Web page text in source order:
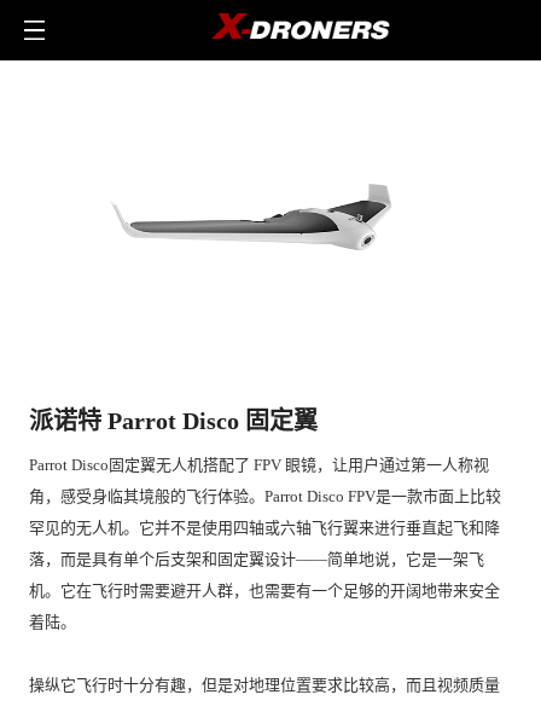
派诺特 Parrot Disco 固定翼
Parrot Disco固定翼无人机搭配了 FPV 眼镜，让用户通过第一人称视
角，感受身临其境般的飞行体验。Parrot Disco FPV是一款市面上比较
罕见的无人机。它并不是使用四轴或六轴飞行翼来进行垂直起飞和降
落，而是具有单个后支架和固定翼设计——简单地说，它是一架飞
机。它在飞行时需要避开人群，也需要有一个足够的开阔地带来安全
着陆。
操纵它飞行时十分有趣，但是对地理位置要求比较高，而且视频质量